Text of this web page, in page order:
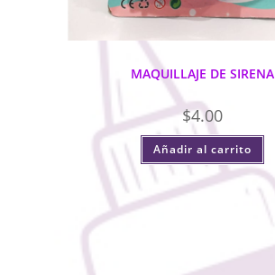
MAQUILLAJE DE SIRENA
$4.00
Añadir al carrito